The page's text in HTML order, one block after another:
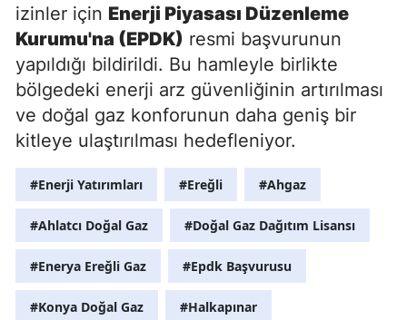
izinler için Enerji Piyasası Düzenleme
Kurumu'na (EPDK) resmi başvurunun
yapıldığı bildirildi. Bu hamleyle birlikte
bölgedeki enerji arz güvenliğinin artırılması
ve doğal gaz konforunun daha geniş bir
kitleye ulaştırılması hedefleniyor.
#Enerji Yatırımları #Ereğli #Ahgaz
#Ahlatcı Doğal Gaz #Doğal Gaz Dağıtım Lisansı
#Enerya Ereğli Gaz #Epdk Başvurusu
#Konya Doğal Gaz #Halkapınar